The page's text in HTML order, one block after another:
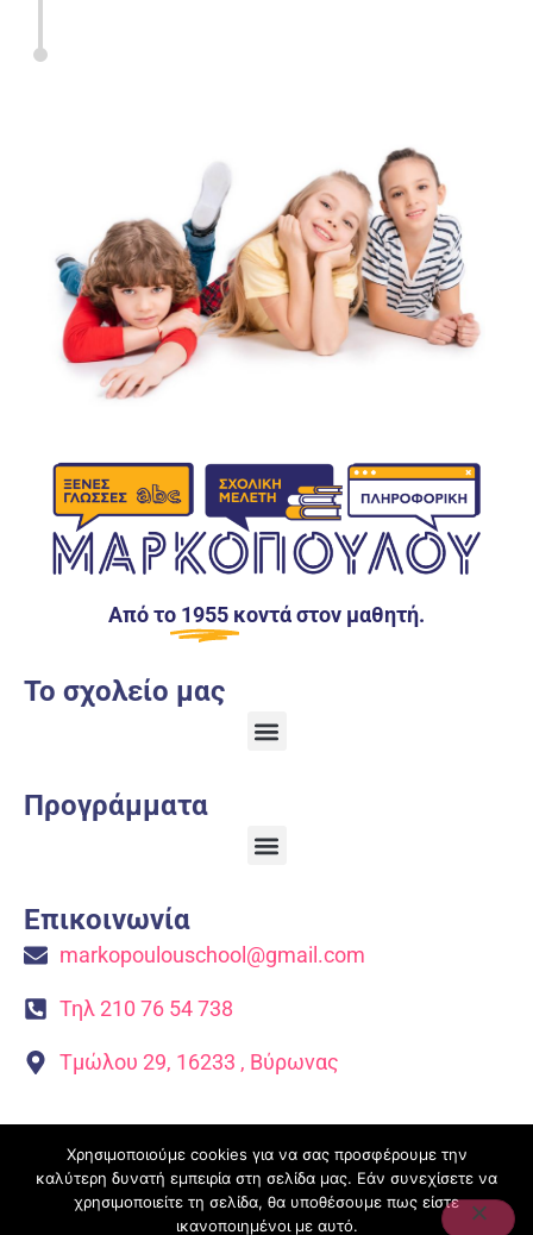
Από το 1955 κοντά στον μαθητή.
Το σχολείο μας
Προγράμματα
Επικοινωνία
markopoulouschool@gmail.com
Τηλ 210 76 54 738
Τμώλου 29, 16233 , Βύρωνας
Optimised with❤byCreativeOptions.eu
Χρησιμοποιούμε cookies για να σας προσφέρουμε την
καλύτερη δυνατή εμπειρία στη σελίδα μας. Εάν συνεχίσετε να
χρησιμοποιείτε τη σελίδα, θα υποθέσουμε πως είστε
ικανοποιημένοι με αυτό.